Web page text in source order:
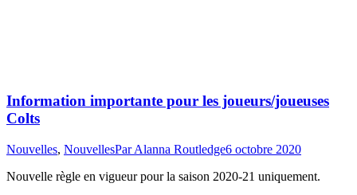
Information importante pour les joueurs/joueuses
Colts
Nouvelles, NouvellesParAlanna Routledge6 octobre 2020
Nouvelle règle en vigueur pour la saison 2020-21 uniquement.